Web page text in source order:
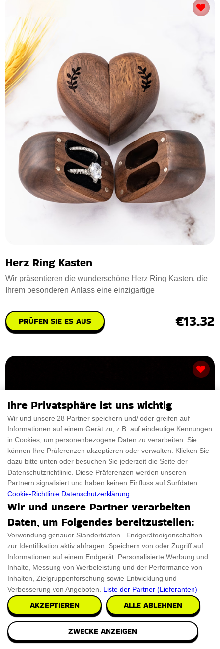
Herz Ring Kasten
Wir präsentieren die wunderschöne Herz Ring Kasten, die
Ihrem besonderen Anlass eine einzigartige
PRÜFEN SIE ES AUS €13.32
Licht Pink Swarovski Kristall Eier
Einführung in eine atemberaubende Schmuckstück Licht
Ihre Privatsphäre ist uns wichtig
Wir und unsere 28 Partner speichern und/ oder greifen auf
Informationen auf einem Gerät zu, z.B. auf eindeutige Kennungen
in Cookies, um personenbezogene Daten zu verarbeiten. Sie
können Ihre Präferenzen akzeptieren oder verwalten. Klicken Sie
dazu bitte unten oder besuchen Sie jederzeit die Seite der
Datenschutzrichtlinie. Diese Präferenzen werden unseren
Partnern signalisiert und haben keinen Einfluss auf Surfdaten.
Cookie-Richtlinie Datenschutzerklärung
Wir und unsere Partner verarbeiten
Daten, um Folgendes bereitzustellen:
Verwendung genauer Standortdaten . Endgeräteeigenschaften
zur Identifikation aktiv abfragen. Speichern von oder Zugriff auf
Informationen auf einem Endgerät. Personalisierte Werbung und
Inhalte, Messung von Werbeleistung und der Performance von
Inhalten, Zielgruppenforschung sowie Entwicklung und
Verbesserung von Angeboten. Liste der Partner (Lieferanten)
AKZEPTIEREN ALLE ABLEHNEN
ZWECKE ANZEIGEN